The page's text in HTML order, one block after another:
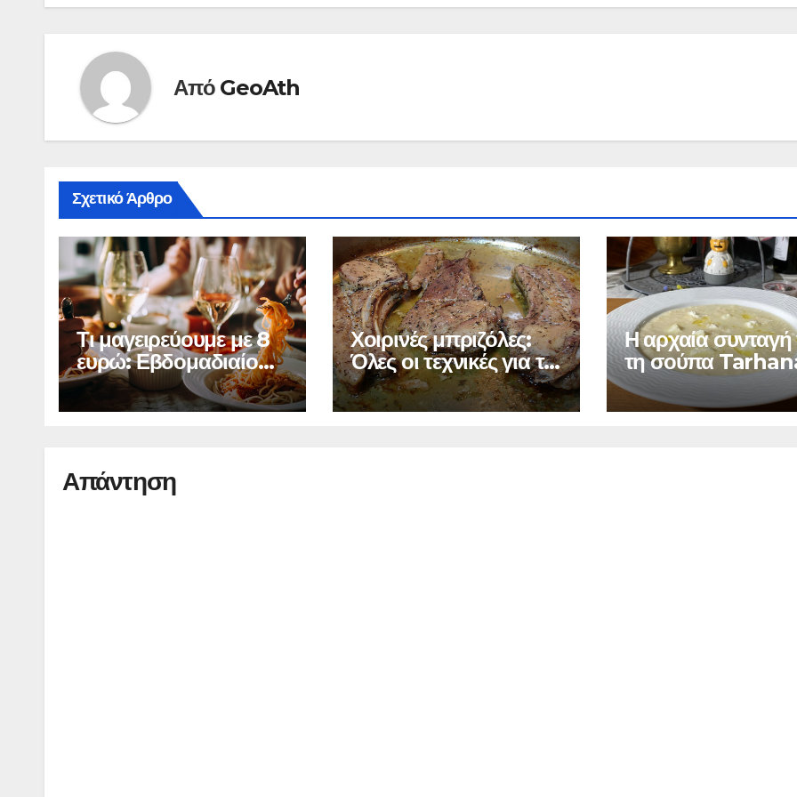
Από GeoAth
Σχετικό Άρθρο
Τι μαγειρεύουμε με 8
ευρώ: Εβδομαδιαίο
μενού για τετραμελή
οικογένεια
Χοιρινές μπριζόλες:
Όλες οι τεχνικές για το
τέλειο μαγείρεμά τους
Η αρχαία συνταγή
τη σούπα
Πώς να φτιάξετε
πολύ θρεπτικό
Απάντηση